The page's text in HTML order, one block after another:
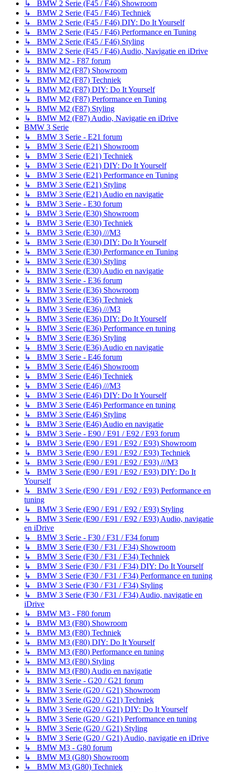
↳ BMW 2 Serie (F45 / F46) Showroom
↳ BMW 2 Serie (F45 / F46) Techniek
↳ BMW 2 Serie (F45 / F46) DIY: Do It Yourself
↳ BMW 2 Serie (F45 / F46) Performance en Tuning
↳ BMW 2 Serie (F45 / F46) Styling
↳ BMW 2 Serie (F45 / F46) Audio, Navigatie en iDrive
↳ BMW M2 - F87 forum
↳ BMW M2 (F87) Showroom
↳ BMW M2 (F87) Techniek
↳ BMW M2 (F87) DIY: Do It Yourself
↳ BMW M2 (F87) Performance en Tuning
↳ BMW M2 (F87) Styling
↳ BMW M2 (F87) Audio, Navigatie en iDrive
BMW 3 Serie
↳ BMW 3 Serie - E21 forum
↳ BMW 3 Serie (E21) Showroom
↳ BMW 3 Serie (E21) Techniek
↳ BMW 3 Serie (E21) DIY: Do It Yourself
↳ BMW 3 Serie (E21) Performance en Tuning
↳ BMW 3 Serie (E21) Styling
↳ BMW 3 Serie (E21) Audio en navigatie
↳ BMW 3 Serie - E30 forum
↳ BMW 3 Serie (E30) Showroom
↳ BMW 3 Serie (E30) Techniek
↳ BMW 3 Serie (E30) ///M3
↳ BMW 3 Serie (E30) DIY: Do It Yourself
↳ BMW 3 Serie (E30) Performance en Tuning
↳ BMW 3 Serie (E30) Styling
↳ BMW 3 Serie (E30) Audio en navigatie
↳ BMW 3 Serie - E36 forum
↳ BMW 3 Serie (E36) Showroom
↳ BMW 3 Serie (E36) Techniek
↳ BMW 3 Serie (E36) ///M3
↳ BMW 3 Serie (E36) DIY: Do It Yourself
↳ BMW 3 Serie (E36) Performance en tuning
↳ BMW 3 Serie (E36) Styling
↳ BMW 3 Serie (E36) Audio en navigatie
↳ BMW 3 Serie - E46 forum
↳ BMW 3 Serie (E46) Showroom
↳ BMW 3 Serie (E46) Techniek
↳ BMW 3 Serie (E46) ///M3
↳ BMW 3 Serie (E46) DIY: Do It Yourself
↳ BMW 3 Serie (E46) Performance en tuning
↳ BMW 3 Serie (E46) Styling
↳ BMW 3 Serie (E46) Audio en navigatie
↳ BMW 3 Serie - E90 / E91 / E92 / E93 forum
↳ BMW 3 Serie (E90 / E91 / E92 / E93) Showroom
↳ BMW 3 Serie (E90 / E91 / E92 / E93) Techniek
↳ BMW 3 Serie (E90 / E91 / E92 / E93) ///M3
↳ BMW 3 Serie (E90 / E91 / E92 / E93) DIY: Do It
Yourself
↳ BMW 3 Serie (E90 / E91 / E92 / E93) Performance en
tuning
↳ BMW 3 Serie (E90 / E91 / E92 / E93) Styling
↳ BMW 3 Serie (E90 / E91 / E92 / E93) Audio, navigatie
en iDrive
↳ BMW 3 Serie - F30 / F31 / F34 forum
↳ BMW 3 Serie (F30 / F31 / F34) Showroom
↳ BMW 3 Serie (F30 / F31 / F34) Techniek
↳ BMW 3 Serie (F30 / F31 / F34) DIY: Do It Yourself
↳ BMW 3 Serie (F30 / F31 / F34) Performance en tuning
↳ BMW 3 Serie (F30 / F31 / F34) Styling
↳ BMW 3 Serie (F30 / F31 / F34) Audio, navigatie en
iDrive
↳ BMW M3 - F80 forum
↳ BMW M3 (F80) Showroom
↳ BMW M3 (F80) Techniek
↳ BMW M3 (F80) DIY: Do It Yourself
↳ BMW M3 (F80) Performance en tuning
↳ BMW M3 (F80) Styling
↳ BMW M3 (F80) Audio en navigatie
↳ BMW 3 Serie - G20 / G21 forum
↳ BMW 3 Serie (G20 / G21) Showroom
↳ BMW 3 Serie (G20 / G21) Techniek
↳ BMW 3 Serie (G20 / G21) DIY: Do It Yourself
↳ BMW 3 Serie (G20 / G21) Performance en tuning
↳ BMW 3 Serie (G20 / G21) Styling
↳ BMW 3 Serie (G20 / G21) Audio, navigatie en iDrive
↳ BMW M3 - G80 forum
↳ BMW M3 (G80) Showroom
↳ BMW M3 (G80) Techniek